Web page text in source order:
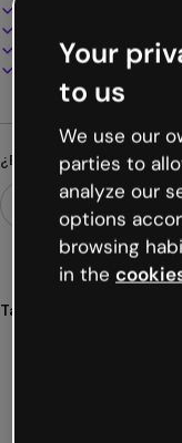
Presenta, comparte
Descarga en PDF,
¿Buscas algo diferente?
Tags
Your
to us
We use our
parties to
analyze our
options
browsing
in the